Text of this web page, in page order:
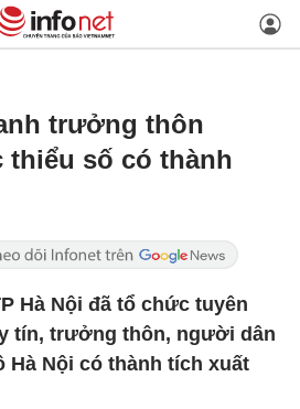
trưởng thôn
số có thành
Hà Nội đã tổ chức tuyên
tín, trưởng thôn, người dân
Hà Nội có thành tích xuất